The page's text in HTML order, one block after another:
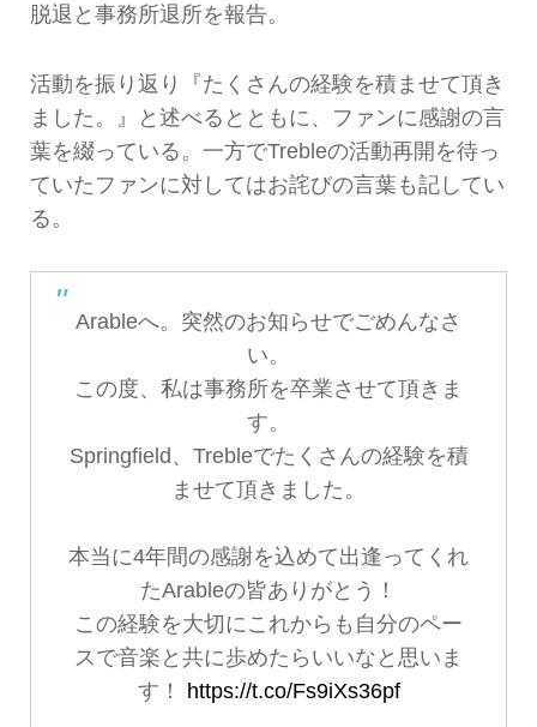
脱退と事務所退所を報告。
活動を振り返り『たくさんの経験を積ませて頂き
ました。』と述べるとともに、ファンに感謝の言
葉を綴っている。一方でTrebleの活動再開を待っ
ていたファンに対してはお詫びの言葉も記してい
る。
Arableへ。突然のお知らせでごめんなさ
い。
この度、私は事務所を卒業させて頂きま
す。
Springfield、Trebleでたくさんの経験を積
ませて頂きました。
本当に4年間の感謝を込めて出逢ってくれ
たArableの皆ありがとう！
この経験を大切にこれからも自分のペー
スで音楽と共に歩めたらいいなと思いま
す！
https://t.co/Fs9iXs36pf